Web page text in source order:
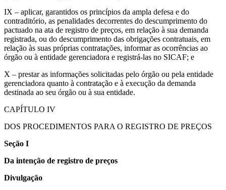
IX – aplicar, garantidos os princípios da ampla defesa e do
contraditório, as penalidades decorrentes do descumprimento do
pactuado na ata de registro de preços, em relação à sua demanda
registrada, ou do descumprimento das obrigações contratuais, em
relação às suas próprias contratações, informar as ocorrências ao
órgão ou à entidade gerenciadora e registrá-las no SICAF; e
X – prestar as informações solicitadas pelo órgão ou pela entidade
gerenciadora quanto à contratação e à execução da demanda
destinada ao seu órgão ou à sua entidade.
CAPÍTULO IV
DOS PROCEDIMENTOS PARA O REGISTRO DE PREÇOS
Seção I
Da intenção de registro de preços
Divulgação